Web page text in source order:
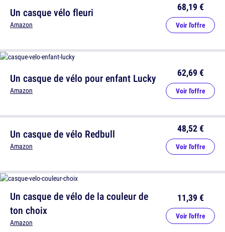
Un casque de vélo Redbull
Amazon
48,52 €
Voir l'offre
Un casque vélo fleuri
Amazon
68,19 €
Voir l'offre
Un casque de vélo pour enfant Lucky
Amazon
62,69 €
Voir l'offre
Un casque de vélo de la couleur de
ton choix
Amazon
11,39 €
Voir l'offre